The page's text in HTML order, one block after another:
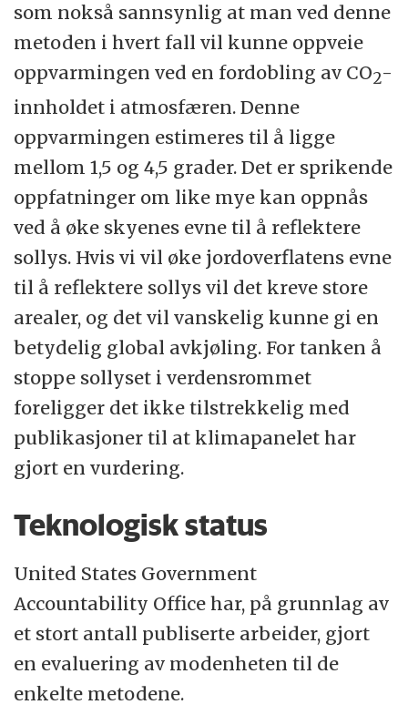
som nokså sannsynlig at man ved denne
metoden i hvert fall vil kunne oppveie
oppvarmingen ved en fordobling av CO2-
innholdet i atmosfæren. Denne
oppvarmingen estimeres til å ligge
mellom 1,5 og 4,5 grader. Det er sprikende
oppfatninger om like mye kan oppnås
ved å øke skyenes evne til å reflektere
sollys. Hvis vi vil øke jordoverflatens evne
til å reflektere sollys vil det kreve store
arealer, og det vil vanskelig kunne gi en
betydelig global avkjøling. For tanken å
stoppe sollyset i verdensrommet
foreligger det ikke tilstrekkelig med
publikasjoner til at klimapanelet har
gjort en vurdering.
Teknologisk status
United States Government
Accountability Office har, på grunnlag av
et stort antall publiserte arbeider, gjort
en evaluering av modenheten til de
enkelte metodene.